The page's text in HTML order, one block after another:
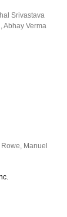
Srivastava
,Abhay Verma
Manuel